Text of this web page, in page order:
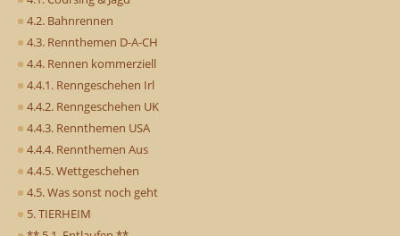
4.2. Bahnrennen
4.3. Rennthemen D-A-CH
4.4. Rennen kommerziell
4.4.1. Renngeschehen Irl
4.4.2. Renngeschehen UK
4.4.3. Rennthemen USA
4.4.4. Rennthemen Aus
4.4.5. Wettgeschehen
4.5. Was sonst noch geht
5. TIERHEIM